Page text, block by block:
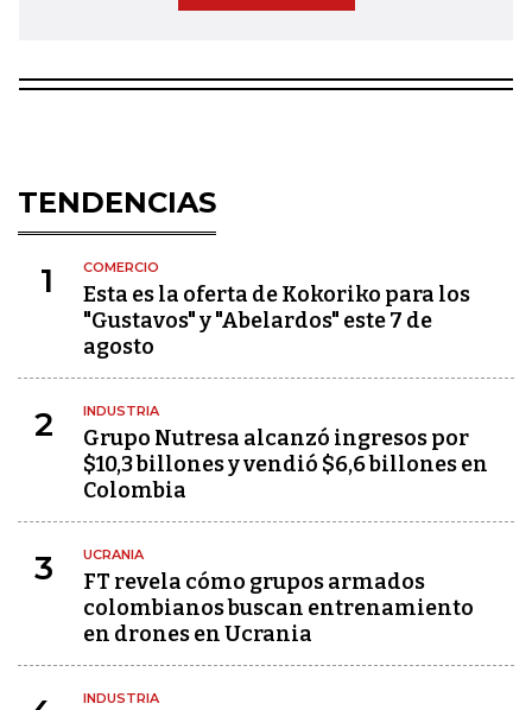
TENDENCIAS
1 COMERCIO
Esta es la oferta de Kokoriko para los
"Gustavos" y "Abelardos" este 7 de
agosto
2 INDUSTRIA
Grupo Nutresa alcanzó ingresos por
$10,3 billones y vendió $6,6 billones en
Colombia
3 UCRANIA
FT revela cómo grupos armados
colombianos buscan entrenamiento
en drones en Ucrania
INDUSTRIA